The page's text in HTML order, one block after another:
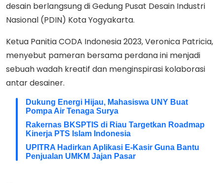
desain berlangsung di Gedung Pusat Desain Industri
Nasional (PDIN) Kota Yogyakarta.
Ketua Panitia CODA Indonesia 2023, Veronica Patricia,
menyebut pameran bersama perdana ini menjadi
sebuah wadah kreatif dan menginspirasi kolaborasi
antar desainer.
Dukung Energi Hijau, Mahasiswa UNY Buat
Pompa Air Tenaga Surya
Rakernas BKSPTIS di Riau Targetkan Roadmap
Kinerja PTS Islam Indonesia
UPITRA Hadirkan Aplikasi E-Kasir Guna Bantu
Penjualan UMKM Jajan Pasar